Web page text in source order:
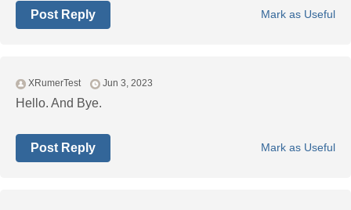
Mark as Useful
Post Reply
XRumerTest Jun 3, 2023
Hello. And Bye.
Mark as Useful
Post Reply